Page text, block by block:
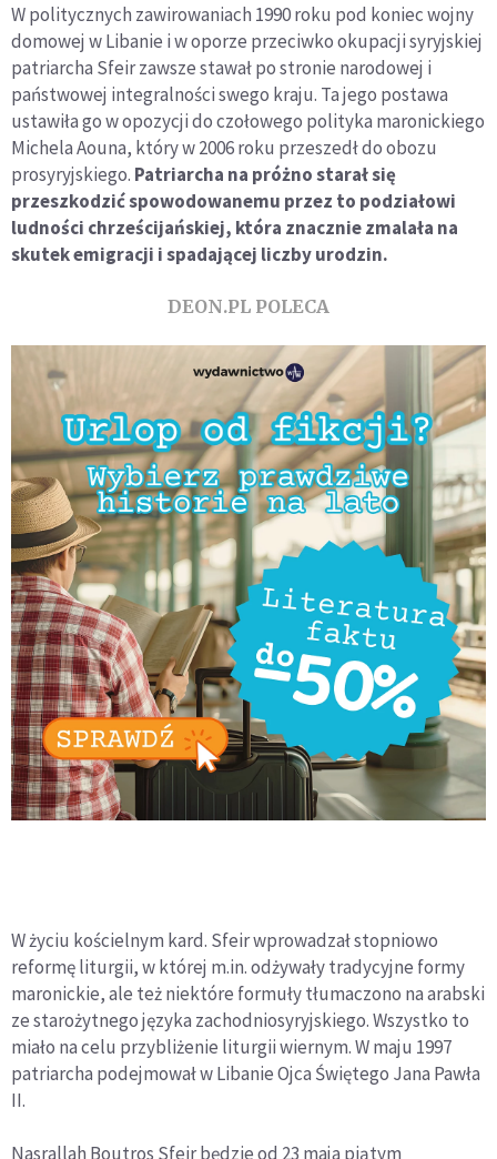
W politycznych zawirowaniach 1990 roku pod koniec wojny
domowej w Libanie i w oporze przeciwko okupacji syryjskiej
patriarcha Sfeir zawsze stawał po stronie narodowej i
państwowej integralności swego kraju. Ta jego postawa
ustawiła go w opozycji do czołowego polityka maronickiego
Michela Aouna, który w 2006 roku przeszedł do obozu
prosyryjskiego. Patriarcha na próżno starał się
przeszkodzić spowodowanemu przez to podziałowi
ludności chrześcijańskiej, która znacznie zmalała na
skutek emigracji i spadającej liczby urodzin.
DEON.PL POLECA
W życiu kościelnym kard. Sfeir wprowadzał stopniowo
reformę liturgii, w której m.in. odżywały tradycyjne formy
maronickie, ale też niektóre formuły tłumaczono na arabski
ze starożytnego języka zachodniosyryjskiego. Wszystko to
miało na celu przybliżenie liturgii wiernym. W maju 1997
patriarcha podejmował w Libanie Ojca Świętego Jana Pawła
II.
Nasrallah Boutros Sfeir będzie od 23 maja piątym